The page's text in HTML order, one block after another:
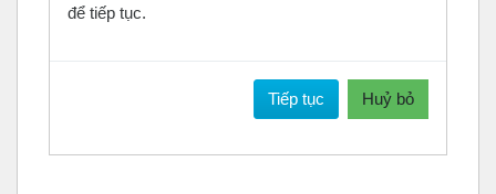
để tiếp tục.
Tiếp tục Huỷ bỏ